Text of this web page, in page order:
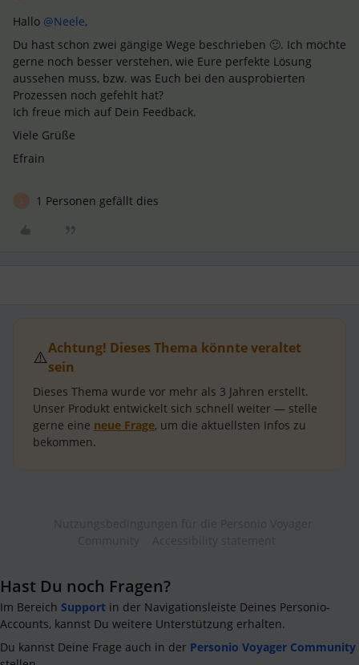
Hallo @Neele,
Du hast schon zwei gängige Wege beschrieben 🙂. Ich möchte
gerne noch besser verstehen, wie Eure perfekte Lösung
aussehen muss, bzw. was Euch bei den ausprobierten
Prozessen noch gefehlt hat?
Ich freue mich auf Dein Feedback.
Viele Grüße
Efrain
1 Personen gefällt dies
⚠️Achtung! Dieses Thema könnte veraltet
sein
Dieses Thema wurde vor mehr als 3 Jahren erstellt.
Unser Produkt entwickelt sich schnell weiter — stelle
gerne eine neue Frage, um die aktuellsten Infos zu
bekommen.
Hast Du noch Fragen?
Im Bereich Support in der Navigationsleiste Deines Personio-
Accounts, kannst Du weitere Unterstützung erhalten.
Du kannst Deine Frage auch in der Personio Voyager Community